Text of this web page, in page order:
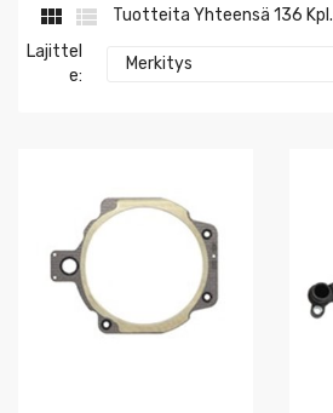
 
Tuotteita Yhteensä 136 Kpl.
Lajittel
E:
Merkitys